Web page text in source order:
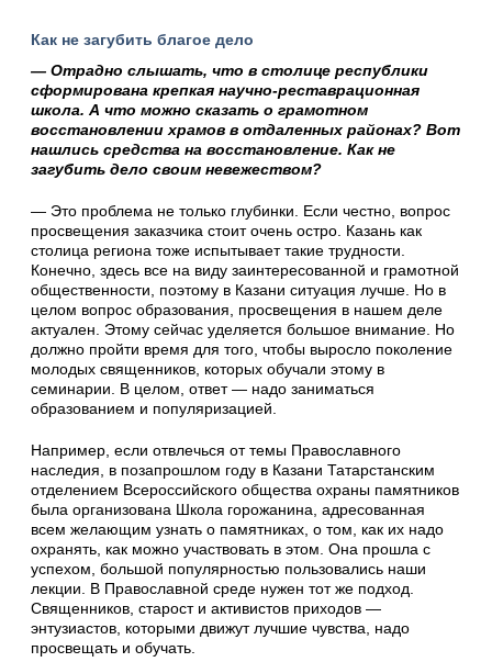
Как не загубить благое дело
— Отрадно слышать, что в столице республики
сформирована крепкая научно-реставрационная
школа. А что можно сказать о грамотном
восстановлении храмов в отдаленных районах? Вот
нашлись средства на восстановление. Как не
загубить дело своим невежеством?
— Это проблема не только глубинки. Если честно, вопрос
просвещения заказчика стоит очень остро. Казань как
столица региона тоже испытывает такие трудности.
Конечно, здесь все на виду заинтересованной и грамотной
общественности, поэтому в Казани ситуация лучше. Но в
целом вопрос образования, просвещения в нашем деле
актуален. Этому сейчас уделяется большое внимание. Но
должно пройти время для того, чтобы выросло поколение
молодых священников, которых обучали этому в
семинарии. В целом, ответ — надо заниматься
образованием и популяризацией.
Например, если отвлечься от темы Православного
наследия, в позапрошлом году в Казани Татарстанским
отделением Всероссийского общества охраны памятников
была организована Школа горожанина, адресованная
всем желающим узнать о памятниках, о том, как их надо
охранять, как можно участвовать в этом. Она прошла с
успехом, большой популярностью пользовались наши
лекции. В Православной среде нужен тот же подход.
Священников, старост и активистов приходов —
энтузиастов, которыми движут лучшие чувства, надо
просвещать и обучать.